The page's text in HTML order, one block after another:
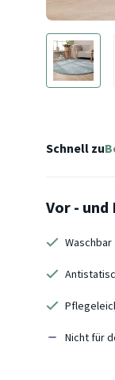
Schnell zu
Vor -
Waschbar
Nicht für